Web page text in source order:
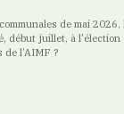
de mai
début juillet, à l'élection
de l’AIMF ?